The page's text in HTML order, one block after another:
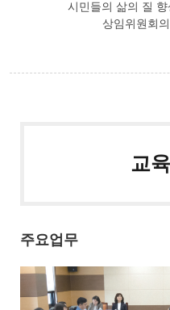
시민들의 삶의 질
상임위원회
교
주요업무